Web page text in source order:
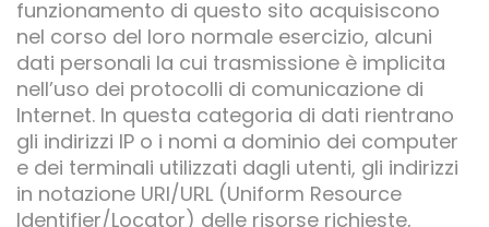
funzionamento di questo sito acquisiscono
nel corso del loro normale esercizio, alcuni
dati personali la cui trasmissione è implicita
nell’uso dei protocolli di comunicazione di
Internet. In questa categoria di dati rientrano
gli indirizzi IP o i nomi a dominio dei computer
e dei terminali utilizzati dagli utenti, gli indirizzi
in notazione URI/URL (Uniform Resource
Identifier/Locator) delle risorse richieste,